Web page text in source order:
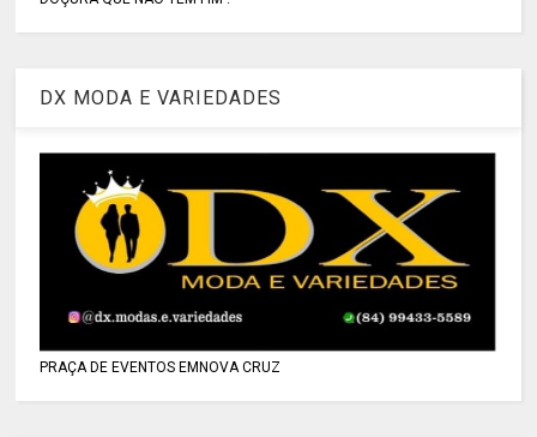
DX MODA E VARIEDADES
PRAÇA DE EVENTOS EMNOVA CRUZ